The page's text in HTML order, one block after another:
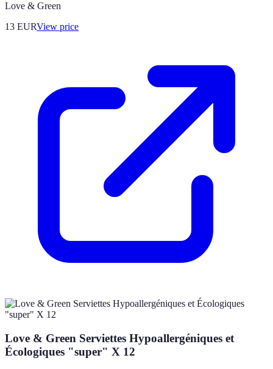
Love & Green
13 EURView price
Love & Green Serviettes Hypoallergéniques et
Écologiques "super" X 12